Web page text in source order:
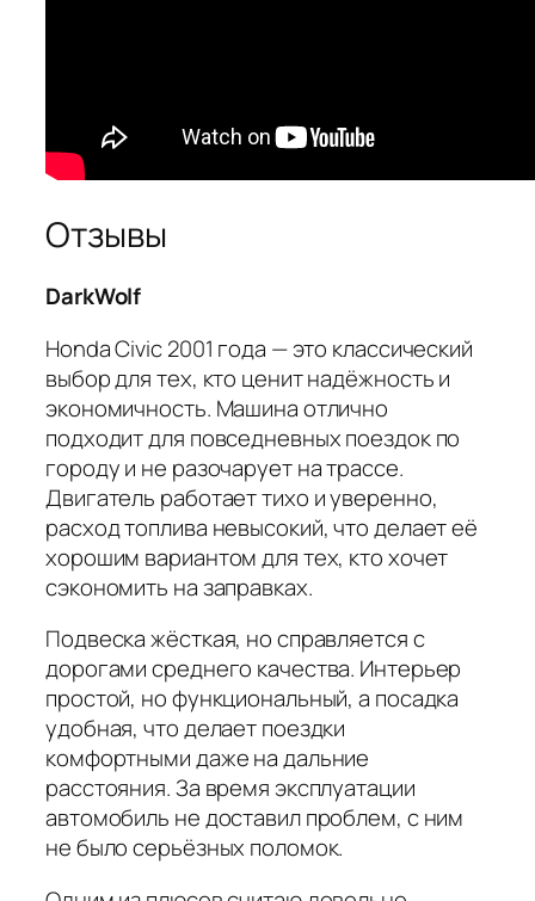
Отзывы
DarkWolf
Honda Civic 2001 года — это классический
выбор для тех, кто ценит надёжность и
экономичность. Машина отлично
подходит для повседневных поездок по
городу и не разочарует на трассе.
Двигатель работает тихо и уверенно,
расход топлива невысокий, что делает её
хорошим вариантом для тех, кто хочет
сэкономить на заправках.
Подвеска жёсткая, но справляется с
дорогами среднего качества. Интерьер
простой, но функциональный, а посадка
удобная, что делает поездки
комфортными даже на дальние
расстояния. За время эксплуатации
автомобиль не доставил проблем, с ним
не было серьёзных поломок.